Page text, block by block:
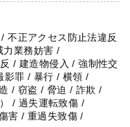
不正アクセス防止法違反
力業務妨害 /
/ 建造物侵入 / 強制性交
影罪 / 暴行 / 横領 /
/ 窃盗 / 脅迫 / 詐欺 /
/ 過失運転致傷 /
害 / 重過失致傷 /